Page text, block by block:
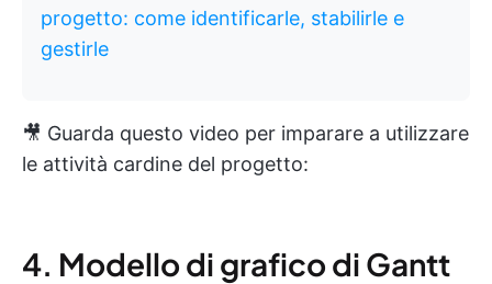
progetto: come identificarle, stabilirle e
gestirle
🎥 Guarda questo video per imparare a utilizzare
le attività cardine del progetto:
4. Modello di grafico di Gantt